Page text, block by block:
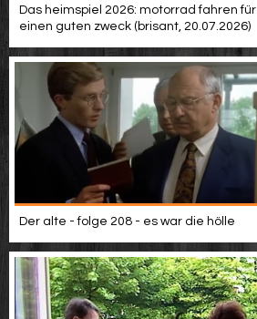
Das heimspiel 2026: motorrad fahren für
einen guten zweck (brisant, 20.07.2026)
Der alte - folge 208 - es war die hölle